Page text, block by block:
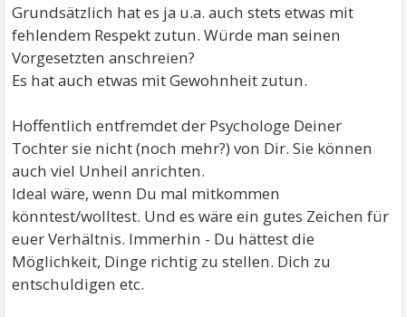
Grundsätzlich hat es ja u.a. auch stets etwas mit
fehlendem Respekt zutun. Würde man seinen
Vorgesetzten anschreien?
Es hat auch etwas mit Gewohnheit zutun.
Hoffentlich entfremdet der Psychologe Deiner
Tochter sie nicht (noch mehr?) von Dir. Sie können
auch viel Unheil anrichten.
Ideal wäre, wenn Du mal mitkommen
könntest/wolltest. Und es wäre ein gutes Zeichen für
euer Verhältnis. Immerhin - Du hättest die
Möglichkeit, Dinge richtig zu stellen. Dich zu
entschuldigen etc.